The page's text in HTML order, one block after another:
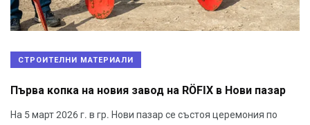
СТРОИТЕЛНИ МАТЕРИАЛИ
Първа копка на новия завод на RÖFIX в Нови пазар
На 5 март 2026 г. в гр. Нови пазар се състоя церемония по